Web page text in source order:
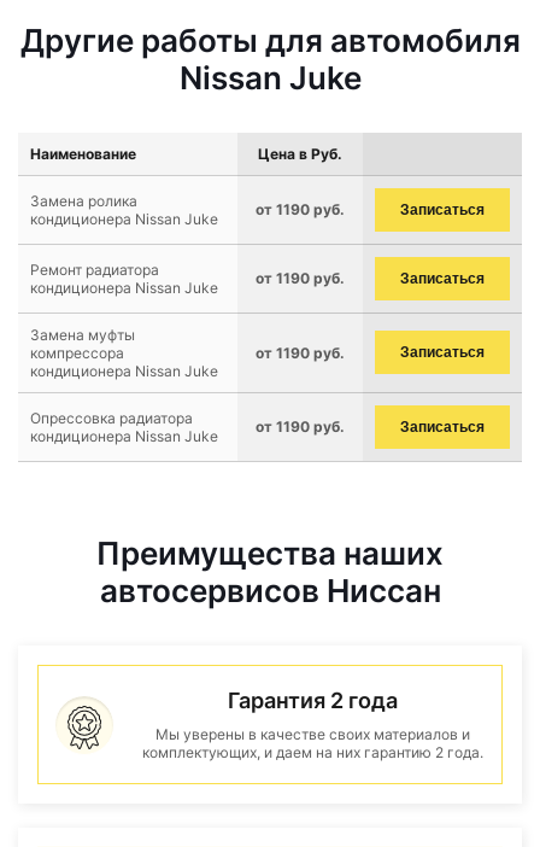
Другие работы для автомобиля
Nissan Juke
Наименование Цена в Руб.
Замена ролика
кондиционера Nissan Juke
от 1190 руб. Записаться
Ремонт радиатора
кондиционера Nissan Juke
от 1190 руб. Записаться
Замена муфты
компрессора
кондиционера Nissan Juke
от 1190 руб. Записаться
Опрессовка радиатора
кондиционера Nissan Juke
от 1190 руб. Записаться
Преимущества наших
автосервисов Ниссан
Гарантия 2 года
Мы уверены в качестве своих материалов и
комплектующих, и даем на них гарантию 2 года.